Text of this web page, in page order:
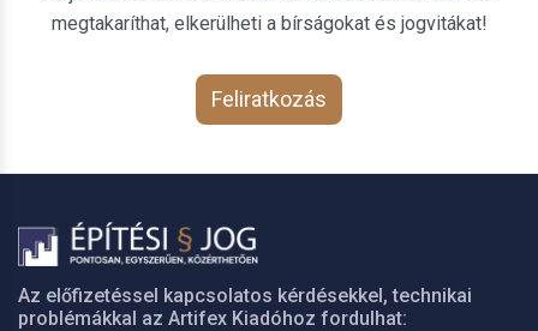
megtakaríthat, elkerülheti a bírságokat és jogvitákat!
Feliratkozás
Az előfizetéssel kapcsolatos kérdésekkel, technikai
problémákkal az Artifex Kiadóhoz fordulhat: